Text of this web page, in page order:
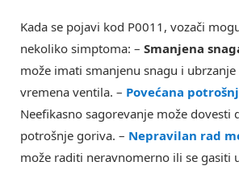
Kada se pojavi kod P0011, vozači
nekoliko simptoma: – Smanjena
može imati smanjenu snagu i
vremena ventila. – Povećana
Neefikasno sagorevanje može dovesti
potrošnje goriva. – Nepravilan rad
može raditi neravnomerno ili se gasiti